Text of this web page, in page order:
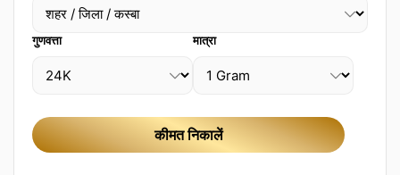
गुणवत्ता मात्रा
कीमत निकालें